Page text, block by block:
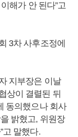
해가 안 된다”고
3차 사후조정에
지부장은 이날
상이 결렬된 뒤
동의했으나 회사
밝혔고, 위원장
고 말했다.